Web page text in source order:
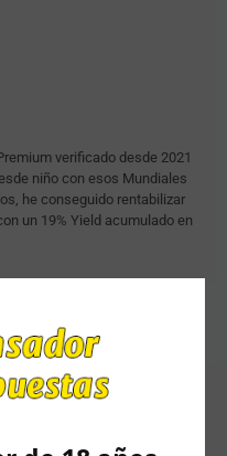
verificado desde 2021
niño con esos Mundiales
he conseguido rentabilizar
un 19% Yield acumulado en